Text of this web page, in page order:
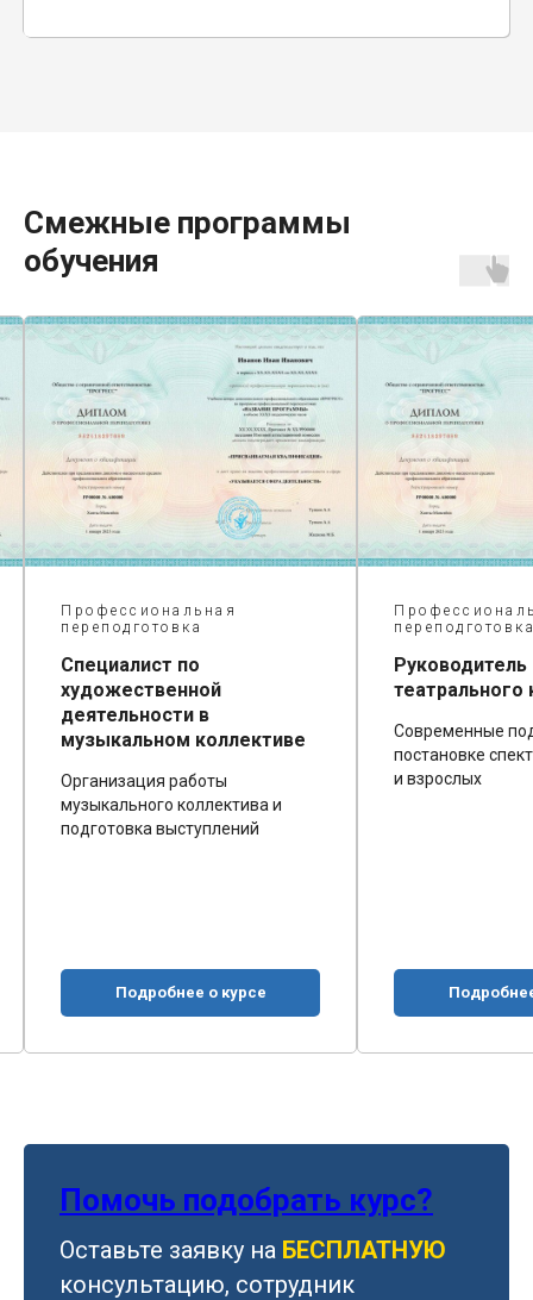
Смежные программы
обучения
Профессиональная
переподготовка
Специалист по
художественной
деятельности в
музыкальном коллективе
Организация работы
музыкального коллектива и
подготовка выступлений
Подробнее о курсе
Руководитель
театрального
Современные
постановке
и взрослых
Помочь подобрать курс?
Оставьте заявку на БЕСПЛАТНУЮ
консультацию, сотрудник